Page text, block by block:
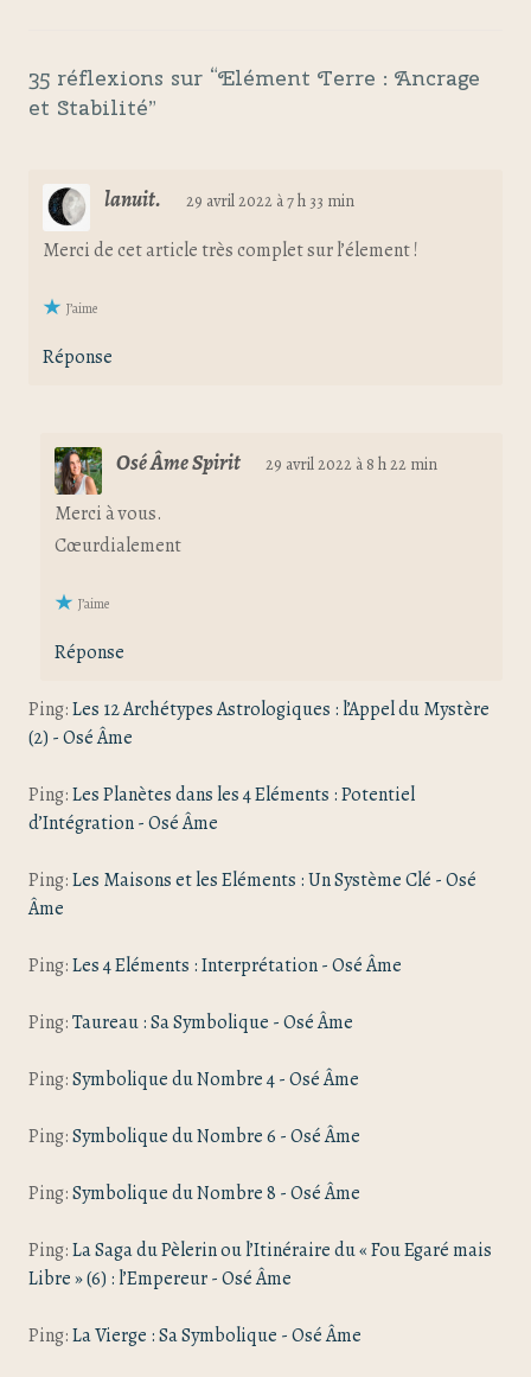
35 réflexions sur “Elément Terre : Ancrage
et Stabilité”
lanuit. 29 avril 2022 à 7 h 33 min
Merci de cet article très complet sur l’élement !
J’aime
Réponse
Osé Âme Spirit 29 avril 2022 à 8 h 22 min
Merci à vous.
Cœurdialement
J’aime
Réponse
Ping:Les 12 Archétypes Astrologiques : l’Appel du Mystère
(2) - Osé Âme
Ping:Les Planètes dans les 4 Eléments : Potentiel
d’Intégration - Osé Âme
Ping:Les Maisons et les Eléments : Un Système Clé - Osé
Âme
Ping:Les 4 Eléments : Interprétation - Osé Âme
Ping:Taureau : Sa Symbolique - Osé Âme
Ping:Symbolique du Nombre 4 - Osé Âme
Ping:Symbolique du Nombre 6 - Osé Âme
Ping:Symbolique du Nombre 8 - Osé Âme
Ping:La Saga du Pèlerin ou l’Itinéraire du « Fou Egaré mais
Libre » (6) : l’Empereur - Osé Âme
Ping:La Vierge : Sa Symbolique - Osé Âme